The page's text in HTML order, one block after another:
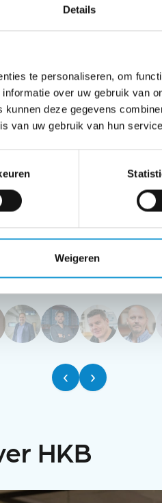
Details
te personaliseren, om
over uw gebruik van
deze gegevens
van uw gebruik van hun
Weigeren
klanten
de adviseurs.
‹ ›
HKB